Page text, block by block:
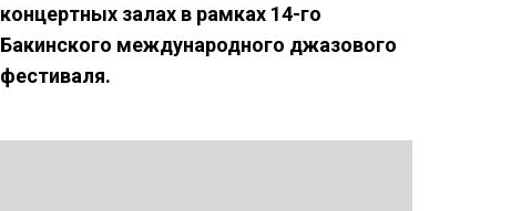
концертных залах в рамках 14-го
Бакинского международного джазового
фестиваля.